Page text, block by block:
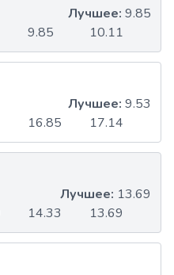
9.85 10.11
Лучшее: 9.85
16.85 17.14
Лучшее: 9.53
14.33 13.69
Лучшее: 13.69